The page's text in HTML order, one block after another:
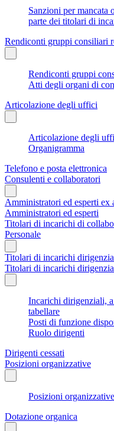
Sanzioni per mancata
parte dei titolari di
Rendiconti gruppi consiliari
Rendiconti gruppi
Atti degli organi di
Articolazione degli uffici
Articolazione degli
Organigramma
Telefono e posta elettronica
Consulenti e collaboratori
Amministratori ed esperti ex
Amministratori ed esperti
Titolari di incarichi di
Personale
Titolari di incarichi
Titolari di incarichi
Incarichi dirigenziali,
tabellare
Posti di funzione
Ruolo dirigenti
Dirigenti cessati
Posizioni organizzative
Posizioni organizzative
Dotazione organica